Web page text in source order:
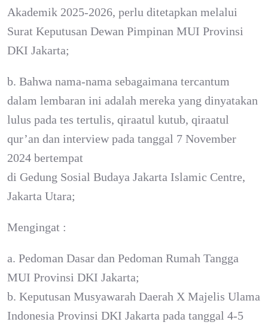
Akademik 2025-2026, perlu ditetapkan melalui
Surat Keputusan Dewan Pimpinan MUI Provinsi
DKI Jakarta;
b. Bahwa nama-nama sebagaimana tercantum
dalam lembaran ini adalah mereka yang dinyatakan
lulus pada tes tertulis, qiraatul kutub, qiraatul
qur’an dan interview pada tanggal 7 November
2024 bertempat
di Gedung Sosial Budaya Jakarta Islamic Centre,
Jakarta Utara;
Mengingat :
a. Pedoman Dasar dan Pedoman Rumah Tangga
MUI Provinsi DKI Jakarta;
b. Keputusan Musyawarah Daerah X Majelis Ulama
Indonesia Provinsi DKI Jakarta pada tanggal 4-5